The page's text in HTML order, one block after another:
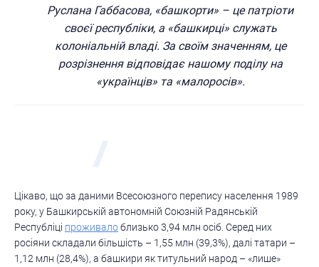
Руслана Габбасова, «башкорти» – це патріоти
своєї республіки, а «башкирці» служать
колоніальній владі. За своїм значенням, це
розрізнення відповідає нашому поділу на
«українців» та «малоросів».
Цікаво, що за даними Всесоюзного перепису населення 1989
року, у Башкирській автономній Союзній Радянській
Республіці проживалоблизько 3,94 млн осіб. Серед них
росіяни складали більшість – 1,55 млн (39,3%), далі татари –
1,12 млн (28,4%), а башкири як титульний народ – «лише»